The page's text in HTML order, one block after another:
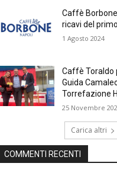
Caffè
ricavi del
1 Agosto 2024
Caffè Toraldo
Guida
Torrefazione
25 Novembre
Carica altri
COMMENTI RECENTI